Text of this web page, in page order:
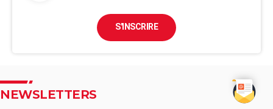
S'INSCRIRE
NEWSLETTERS